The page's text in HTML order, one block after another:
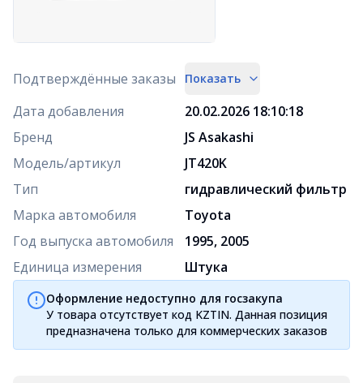
Подтверждённые заказы Показать
Дата добавления
20.02.2026 18:10:18
Бренд
JS Asakashi
Модель/артикул
JT420K
Тип
гидравлический фильтр
Марка автомобиля
Toyota
Год выпуска автомобиля
1995, 2005
Единица измерения
Штука
Оформление недоступно для госзакупа
У товара отсутствует код KZTIN. Данная позиция
предназначена только для коммерческих заказов